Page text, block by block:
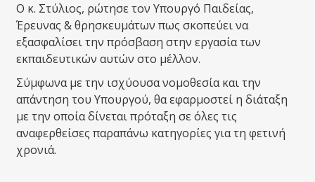
Ο κ. Στύλιος, ρώτησε τον Υπουργό Παιδείας,
Έρευνας & θρησκευμάτων πως σκοπεύει να
εξασφαλίσει την πρόσβαση στην εργασία των
εκπαιδευτικών αυτών στο μέλλον.
Σύμφωνα με την ισχύουσα νομοθεσία και την
απάντηση του Υπουργού, θα εφαρμοστεί η διάταξη
με την οποία δίνεται πρόταξη σε όλες τις
αναφερθείσες παραπάνω κατηγορίες για τη φετινή
χρονιά.